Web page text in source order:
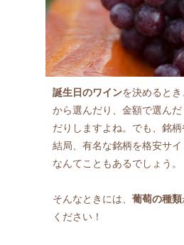
誕生日のワインを決めると
から選んだり、金額で選ん
だりしますよね。でも、銘柄
結局、有名な銘柄を格安サ
なんてこともあるでしょう。
そんなときには、 葡萄の種類
ください！